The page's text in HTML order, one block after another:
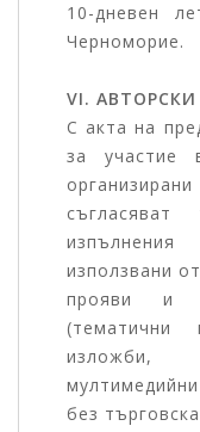
10-дневен
Черноморие.
VI. АВТОРСКИ
С акта на
за участие
използвани
прояви и
(тематични
изложби,
без